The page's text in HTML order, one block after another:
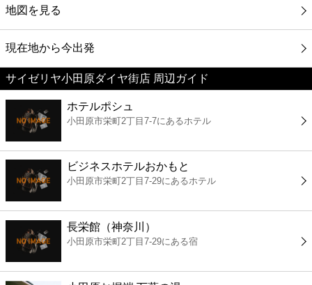
グルメ
映画
美容
コンビニ
薬局
スーパー
エンタメ
レジャー
地図を見る
現在地から今出発
サイゼリヤ小田原ダイヤ街店 周辺ガイド
ホテルポシュ
小田原市栄町2丁目7-7にあるホテル
ビジネスホテルおかもと
小田原市栄町2丁目7-29にあるホテル
長栄館（神奈川）
小田原市栄町2丁目7-29にある宿